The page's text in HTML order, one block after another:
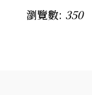
瀏覽數: 350